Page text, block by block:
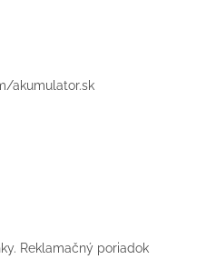
akumulator.sk
Reklamačný poriadok